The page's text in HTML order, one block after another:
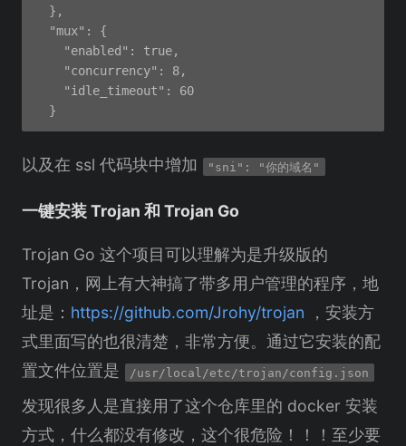
  },
  "mux": {
    "enabled": true,
    "concurrency": 8,
    "idle_timeout": 60
以及在 ssl 代码块中增加 "sni": "你的域名"
一键安装 Trojan 和 Trojan Go
Trojan Go 这个项目可以理解为是升级版的
Trojan，网上有大神搞了带多用户管理的程序，地
址是： https://github.com/Jrohy/trojan ，安装方
式里面写的也很清楚，非常方便。通过它安装的配
置文件位置是
/usr/local/etc/trojan/config.json
发现很多人是直接用了这个仓库里的 docker 安装
方式，什么都没有修改，这个很危险！！！至少要